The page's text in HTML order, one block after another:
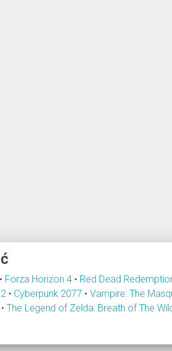
• Forza Horizon 4 • Red Dead
• Cyberpunk 2077 • Vampire: The
• The Legend of Zelda: Breath of The